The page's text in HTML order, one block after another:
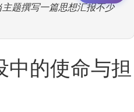
题撰写一篇思想汇报不少
的使命与担